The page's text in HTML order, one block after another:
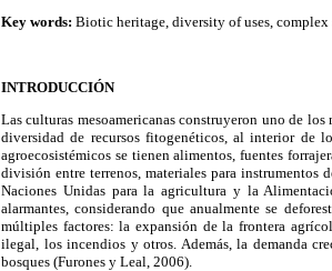
Key words: Biotic heritage, diversity of uses, complex
INTRODUCCIÓN
Las culturas mesoamericanas construyeron uno de
diversidad de recursos fitogenéticos, al interior de
agroecosistémicos se tienen alimentos, fuentes
división entre terrenos, materiales para instrumentos
Naciones Unidas para la agricultura y la
alarmantes, considerando que anualmente se
múltiples factores: la expansión de la frontera
ilegal, los incendios y otros. Además, la demanda
bosques (Furones y Leal, 2006).